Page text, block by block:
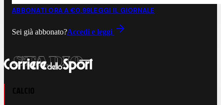
ABBONATI ORA A €0,99LEGGI IL GIORNALE
Sei già abbonato?Accedi e leggi